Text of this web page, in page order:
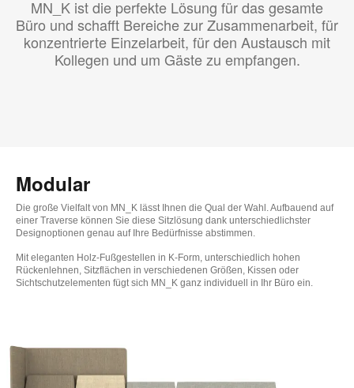
MN_K ist die perfekte Lösung für das gesamte
Büro und schafft Bereiche zur Zusammenarbeit, für
konzentrierte Einzelarbeit, für den Austausch mit
Kollegen und um Gäste zu empfangen.
Modular
Die große Vielfalt von MN_K lässt Ihnen die Qual der Wahl. Aufbauend auf
einer Traverse können Sie diese Sitzlösung dank unterschiedlichster
Designoptionen genau auf Ihre Bedürfnisse abstimmen.
Mit eleganten Holz-Fußgestellen in K-Form, unterschiedlich hohen
Rückenlehnen, Sitzflächen in verschiedenen Größen, Kissen oder
Sichtschutzelementen fügt sich MN_K ganz individuell in Ihr Büro ein.